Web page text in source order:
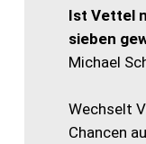
Ist Vettel
sieben
Michael
Wechselt
Chancen